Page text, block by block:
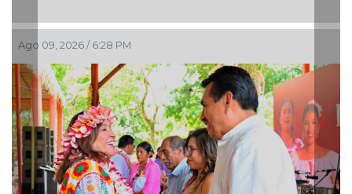
Ago 09, 2026 / 2:28 PM